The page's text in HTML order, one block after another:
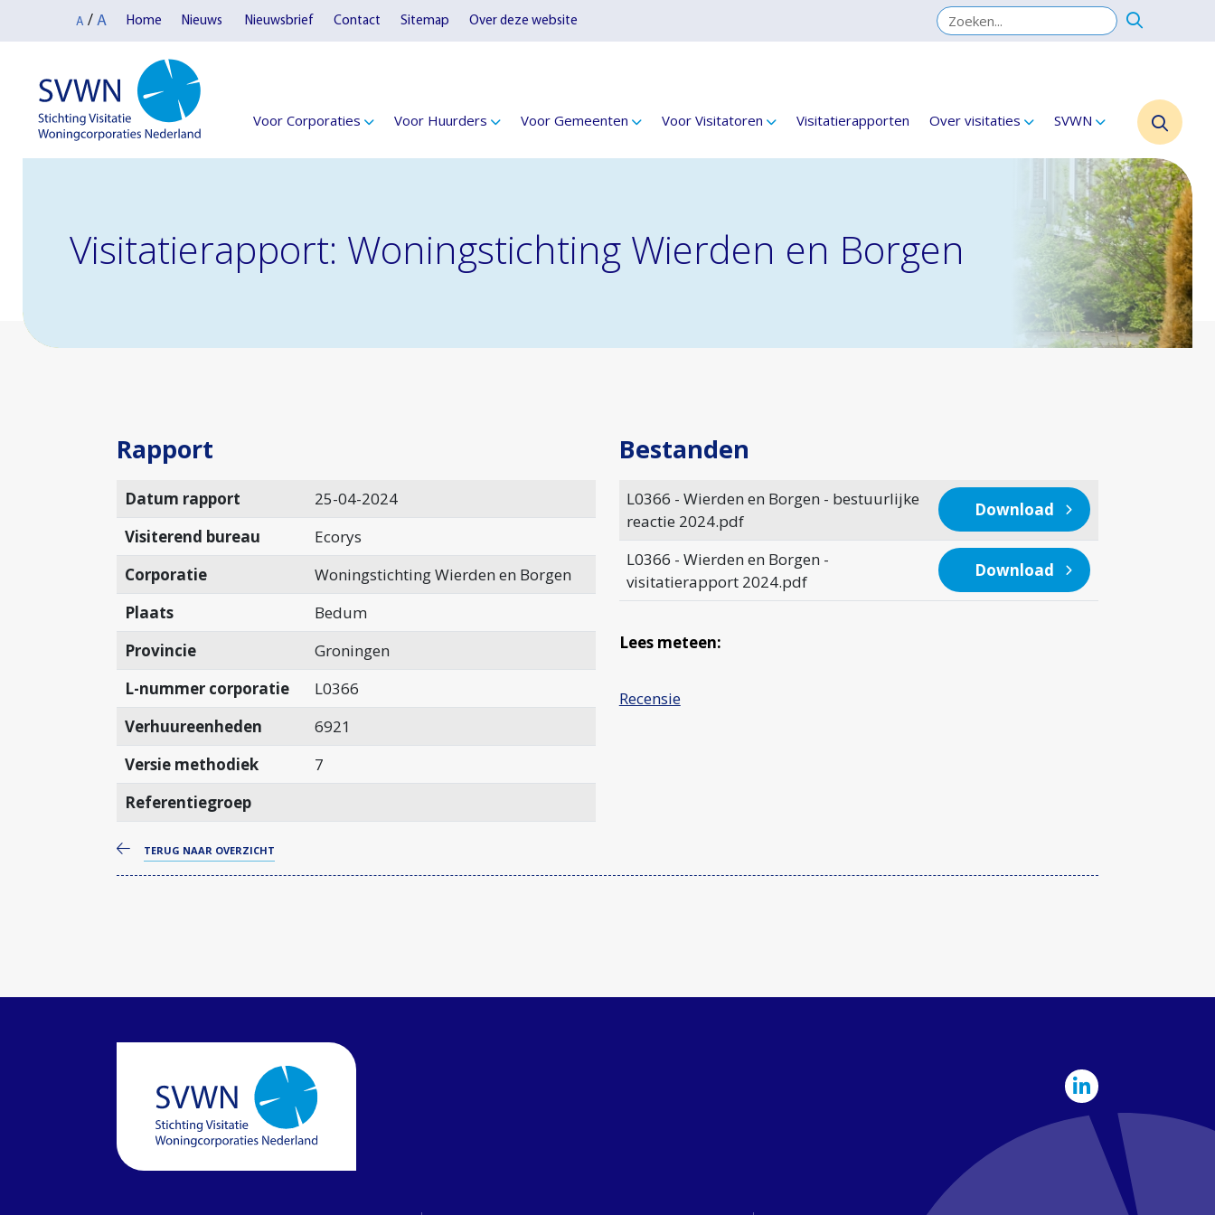
A / A Home Nieuws Nieuwsbrief Contact Sitemap Over deze website
Voor Corporaties Voor Huurders Voor Gemeenten Voor Visitatoren Visitatierapporten Over visitaties SVWN
Visitatierapport: Woningstichting Wierden en Borgen
Rapport
Datum rapport
25-04-2024
Visiterend bureau
Ecorys
Corporatie
Woningstichting Wierden en Borgen
Plaats
Bedum
Provincie
Groningen
L-nummer corporatie
L0366
Verhuureenheden
6921
Versie methodiek
7
Referentiegroep
Bestanden
L0366 - Wierden en Borgen - bestuurlijke
reactie 2024.pdf
Download
L0366 - Wierden en Borgen -
visitatierapport 2024.pdf
Download
Lees meteen:
Recensie
TERUG NAAR OVERZICHT